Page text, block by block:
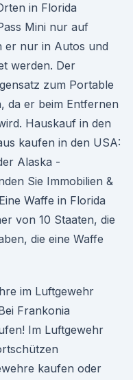
in Florida
Mini nur auf
er nur in Autos und
werden. Der
zum Portable
da er beim Entfernen
Hauskauf in den
kaufen in den USA:
Alaska -
Sie Immobilien &
Waffe in Florida
von 10 Staaten, die
die eine Waffe
im Luftgewehr
Frankonia
Im Luftgewehr
kaufen oder